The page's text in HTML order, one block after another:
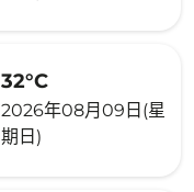
32°C
2026年08月09日(星
期日)